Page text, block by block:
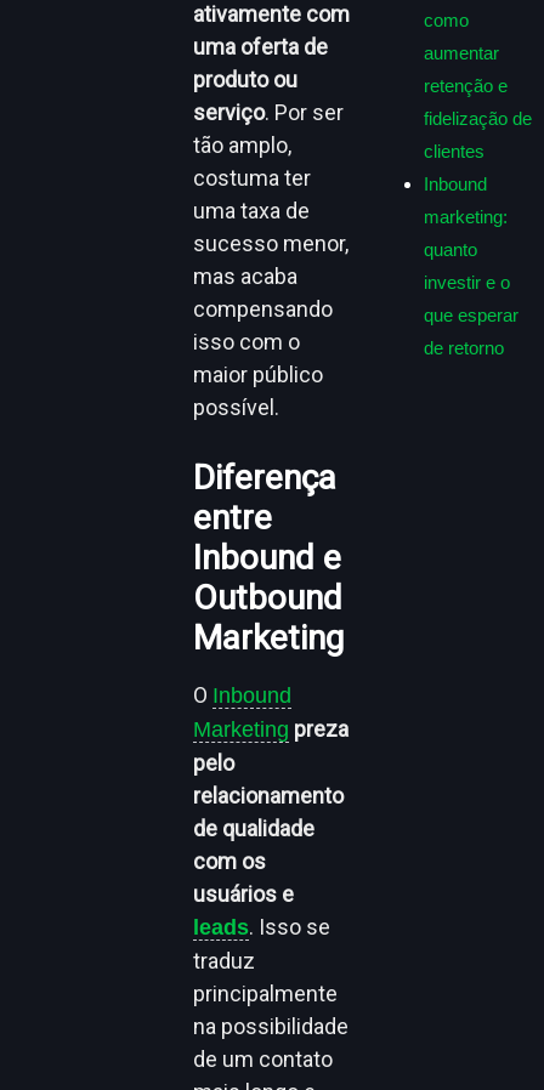
ativamente com
uma oferta de
produto ou
serviço. Por ser
tão amplo,
costuma ter
uma taxa de
sucesso menor,
mas acaba
compensando
isso com o
maior público
possível.
Diferença
entre
Inbound e
Outbound
Marketing
O Inbound
Marketing preza
pelo
relacionamento
de qualidade
com os
usuários e
leads. Isso se
traduz
principalmente
na possibilidade
de um contato
como
aumentar
retenção e
fidelização de
clientes
Inbound
marketing:
quanto
investir e o
que esperar
de retorno